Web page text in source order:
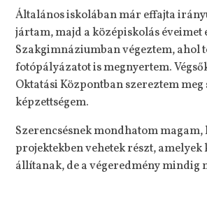
Általános iskolában már effajta
jártam, majd a középiskolás éveimet
Szakgimnáziumban végeztem, ahol
fotópályázatot is megnyertem.
Oktatási Központban szereztem
képzettségem.
Szerencsésnek mondhatom
projektekben vehetek részt, amelyek
állítanak, de a végeredmény mindig